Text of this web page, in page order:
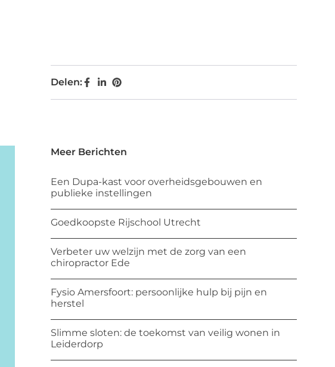
Delen:
Meer Berichten
Een Dupa-kast voor overheidsgebouwen en
publieke instellingen
Goedkoopste Rijschool Utrecht
Verbeter uw welzijn met de zorg van een
chiropractor Ede
Fysio Amersfoort: persoonlijke hulp bij pijn en
herstel
Slimme sloten: de toekomst van veilig wonen in
Leiderdorp